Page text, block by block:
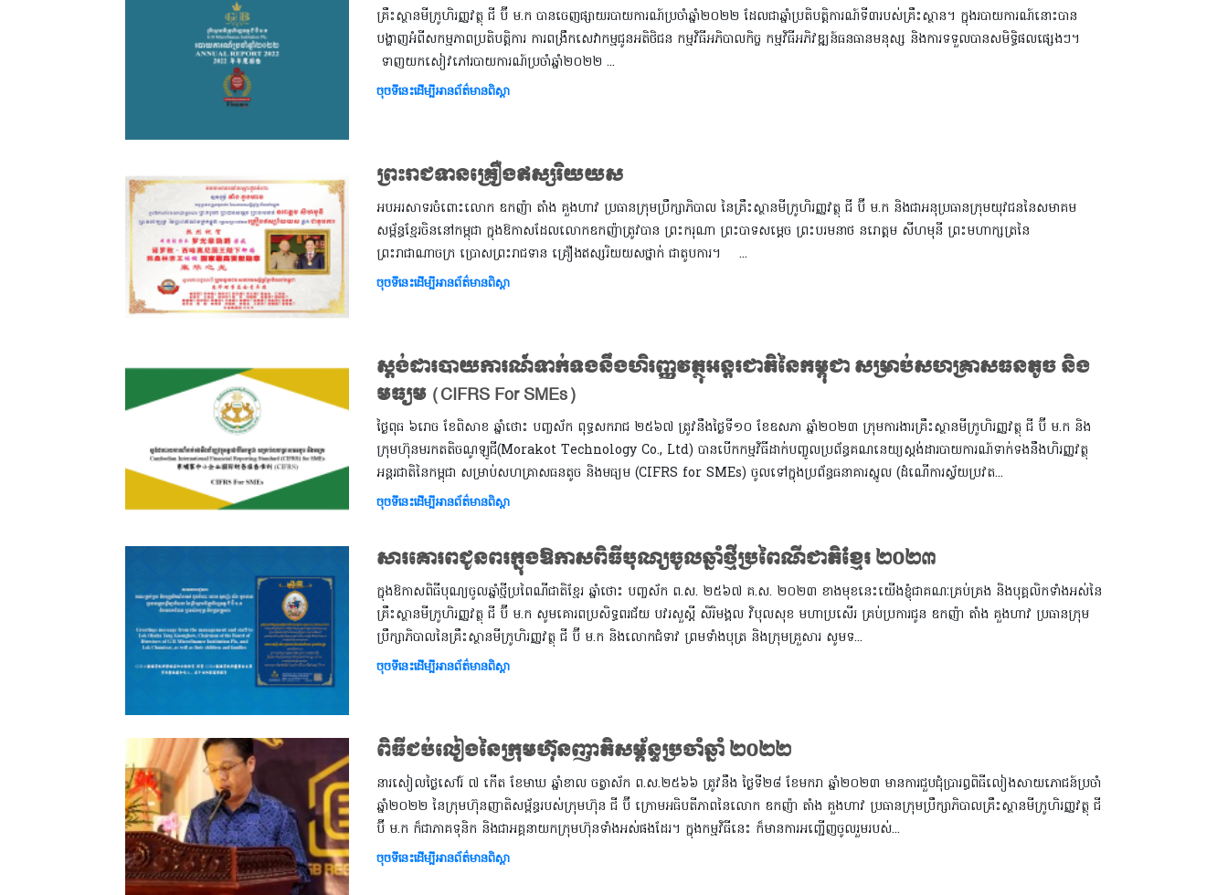
គ្រឹះស្ថានមីក្រូហិរញ្ញវត្ថុ ជី ប៊ី ម.ក បានចេញផ្សាយរបាយការណ៍ប្រចាំឆ្នាំ២០២២ ដែលជាឆ្នាំប្រតិបតិ្តការណ៍ទី៣របស់គ្រឹះស្ថាន។ ក្នុងរបាយការណ៍នោះបាន
បង្ហាញអំពីសកម្មភាពប្រតិបត្តិការ ការពង្រឹកសេវាកម្មជូនអតិថិជន កម្មវិធីអភិបាលកិច្ច កម្មវិធីអភិវឌ្ឍន៍ធនធានមនុស្ស និងការទទួលបានសមិទ្ធិផលផ្សេងៗ។
ទាញយកសៀវភៅរបាយការណ៍ប្រចាំឆ្នាំ២០២២ ...
ចុចទីនេះដើម្បីអានព័ត៌មានពិស្តា
ព្រះរាជទានគ្រឿងឥស្សរិយយស
អបអរសាទរចំពោះលោក ឧកញ៉ា តាំង គួងហាវ ប្រធានក្រុមប្រឹក្សាភិបាល នៃគ្រឹះស្ថានមីក្រូហិរញ្ញវត្ថុ ជី ប៊ី ម.ក និងជាអនុប្រធានក្រុមយុវជននៃសមាគម
សម្ព័ន្ធខ្មែរចិននៅកម្ពុជា ក្នុងឱកាសដែលលោកឧកញ៉ាត្រូវបាន ព្រះករុណា ព្រះបាទសម្តេច ព្រះបរមនាថ នរោត្តម សីហមុនី ព្រះមហាក្សត្រនៃ
ព្រះរាជាណាចក្រ ប្រោសព្រះរាជទាន គ្រឿងឥស្សរិយយសថ្នាក់ ជាតូបការ។ ...
ចុចទីនេះដើម្បីអានព័ត៌មានពិស្តា
ស្តង់ដារបាយការណ៍ទាក់ទងនឹងហិរញ្ញវត្ថុអន្តរជាតិនៃកម្ពុជា សម្រាប់សហគ្រាសធនតូច និង
មធ្យម (CIFRS For SMEs)
ថ្ងៃពុធ ៦រោច ខែពិសាខ ឆ្នាំថោះ បញ្ចស័ក ពុទ្ធសករាជ ២៥៦៧ ត្រូវនឹងថ្ងៃទី១០ ខែឧសភា ឆ្នាំ២០២៣ ក្រុមការងារគ្រឹះស្ថានមីក្រូហិរញ្ញវត្ថុ ជី ប៊ី ម.ក និង
ក្រុមហ៊ុនមរកតតិចណូឡូជី(Morakot Technology Co., Ltd) បានបើកកម្មវិធីដាក់បញ្ចូលប្រព័ន្ធគណនេយ្យស្តង់ដារបាយការណ៍ទាក់ទងនឹងហិរញ្ញវត្ថុ
អន្តរជាតិនៃកម្ពុជា សម្រាប់សហគ្រាសធនតូច និងមធ្យម (CIFRS for SMEs) ចូលទៅក្នុងប្រព័ន្ធធនាគារស្នូល (ដំណើការស្វ័យប្រវត...
ចុចទីនេះដើម្បីអានព័ត៌មានពិស្តា
សារគោរពជូនពរក្នុងឱកាសពិធីបុណ្យចូលឆ្នាំថ្មីប្រពៃណីជាតិខ្មែរ ២០២៣
ក្នុងឱកាសពិធីបុណ្យចូលឆ្នាំថ្មីប្រពៃណីជាតិខ្មែរ ឆ្នាំថោះ បញ្ចស័ក ព.ស. ២៥៦៧ គ.ស. ២០២៣ ខាងមុខនេះយើងខ្ញុំជាគណៈគ្រប់គ្រង និងបុគ្គលិកទាំងអស់នៃ
គ្រឹះស្ថានមីក្រូហិរញ្ញវត្ថុ ជី ប៊ី ម.ក សូមគោរពប្រសិទ្ធពរជ័យ បវរសួស្តី សិរិមង្គល វិបុលសុខ មហាប្រសើរ គ្រប់ប្រការជូន ឧកញ៉ា តាំង គួងហាវ ប្រធានក្រុម
ប្រឹក្សាភិបាលនៃគ្រឹះស្ថានមីក្រូហិរញ្ញវត្ថុ ជី ប៊ី ម.ក និងលោកជំទាវ ព្រមទាំងបុត្រ និងក្រុមគ្រួសារ សូមទ...
ចុចទីនេះដើម្បីអានព័ត៌មានពិស្តា
ពិធីជប់លៀងនៃក្រុមហ៊ុនញាតិសម្ព័ន្ធប្រចាំឆ្នាំ ២០២២
នារសៀលថ្ងៃសៅរ៍ ៧ កើត ខែមាឃ ឆ្នាំខាល ចត្វាស័ក ព.ស.២៥៦៦ ត្រូវនឹង ថ្ងៃទី២៨ ខែមករា ឆ្នាំ២០២៣ មានការជួបជុំប្រារព្ធពិធីលៀងសាយភោជន៍ប្រចាំ
ឆ្នាំ២០២២ នៃក្រុមហ៊ុនញាតិសម្ព័ន្ធរបស់ក្រុមហ៊ុន ជី ប៊ី ក្រោមអធិបតីភាពនៃលោក ឧកញ៉ា តាំង គួងហាវ ប្រធានក្រុមប្រឹក្សាភិបាលគ្រឹះស្ថានមីក្រូហិរញ្ញវត្ថុ ជី
ប៊ី ម.ក ក៏ជាភាគទុនិក និងជាអគ្គនាយកក្រុមហ៊ុនទាំងអស់ផងដែរ។ ក្នុងកម្មវិធីនេះ ក៏មានការអញ្ជើញចូលរួមរបស់...
ចុចទីនេះដើម្បីអានព័ត៌មានពិស្តា